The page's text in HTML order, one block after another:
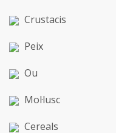
Crustacis
Peix
Ou
Mol·lusc
Cereals